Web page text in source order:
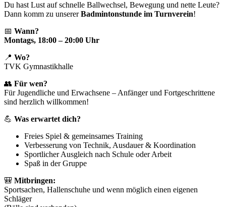
Du hast Lust auf schnelle Ballwechsel, Bewegung und nette Leute?
Dann komm zu unsererBadmintonstunde im Turnverein!
📅 Wann?
Montags, 18:00 – 20:00 Uhr
📍 Wo?
TVK Gymnastikhalle
👥 Für wen?
Für Jugendliche und Erwachsene – Anfänger und Fortgeschrittene
sind herzlich willkommen!
💪 Was erwartet dich?
Freies Spiel & gemeinsames Training
Verbesserung von Technik, Ausdauer & Koordination
Sportlicher Ausgleich nach Schule oder Arbeit
Spaß in der Gruppe
🎒 Mitbringen:
Sportsachen, Hallenschuhe und wenn möglich einen eigenen
Schläger